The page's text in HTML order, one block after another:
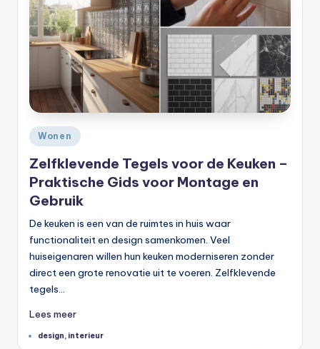
Geplaatst
in
Wonen
Zelfklevende Tegels voor de Keuken –
Praktische Gids voor Montage en
Gebruik
De keuken is een van de ruimtes in huis waar
functionaliteit en design samenkomen. Veel
huiseigenaren willen hun keuken moderniseren zonder
direct een grote renovatie uit te voeren. Zelfklevende
tegels…
Lees meer
Tags:design, interieur